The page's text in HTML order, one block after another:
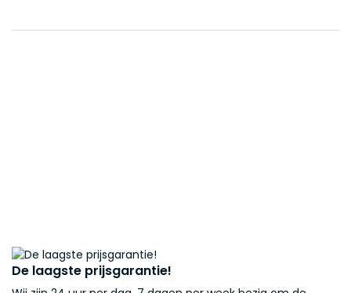
De laagste prijsgarantie!